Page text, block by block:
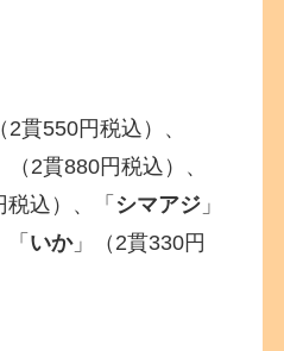
2貫550円税込）、
（2貫880円税込）、
税込）、「 シマアジ 」
いか」（2貫330円